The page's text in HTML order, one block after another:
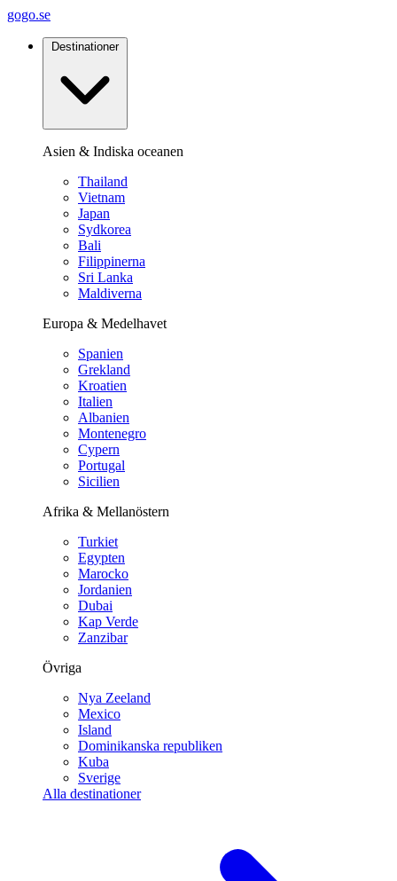
gogo.se
Destinationer
Asien & Indiska oceanen
Thailand
Vietnam
Japan
Sydkorea
Bali
Filippinerna
Sri Lanka
Maldiverna
Europa & Medelhavet
Spanien
Grekland
Kroatien
Italien
Albanien
Montenegro
Cypern
Portugal
Sicilien
Afrika & Mellanöstern
Turkiet
Egypten
Marocko
Jordanien
Dubai
Kap Verde
Zanzibar
Övriga
Nya Zeeland
Mexico
Island
Dominikanska republiken
Kuba
Sverige
Alla destinationer